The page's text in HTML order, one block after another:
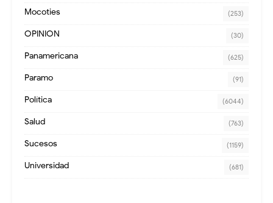
Mocoties (253)
OPINION (30)
Panamericana (625)
Paramo (91)
Política (6044)
Salud (763)
Sucesos (1159)
Universidad (681)